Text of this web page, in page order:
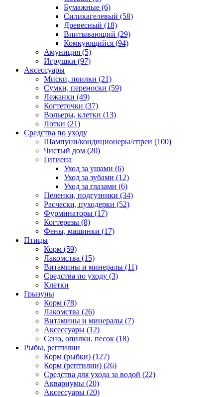
Бумажные (6)
Силикагелевый (58)
Древесный (18)
Впитывающий (29)
Комкующийся (94)
Амуниция (5)
Игрушки (97)
Аксессуары
Миски, поилки (21)
Сумки, переноски (59)
Лежанки (49)
Когтеточки (37)
Вольеры, клетки (13)
Лотки (21)
Средства по уходу
Шампуни/кондиционеры/спреи (100)
Чистый дом (20)
Гигиена
Уход за ушами (6)
Уход за зубами (12)
Уход за глазами (6)
Пеленки, подгузники (34)
Расчески, пуходерки (52)
Фурминаторы (17)
Когтерезы (8)
Фены, машинки (17)
Птицы
Корм (59)
Лакомства (15)
Витамины и минералы (11)
Средства по уходу (3)
Клетки
Грызуны
Корм (78)
Лакомства (26)
Витамины и минералы (7)
Аксессуары (12)
Сено, опилки. песок (18)
Рыбы, рептилии
Корм (рыбки) (127)
Корм (рептилии) (26)
Средства для ухода за водой (22)
Аквариумы (20)
Аксессуары (20)